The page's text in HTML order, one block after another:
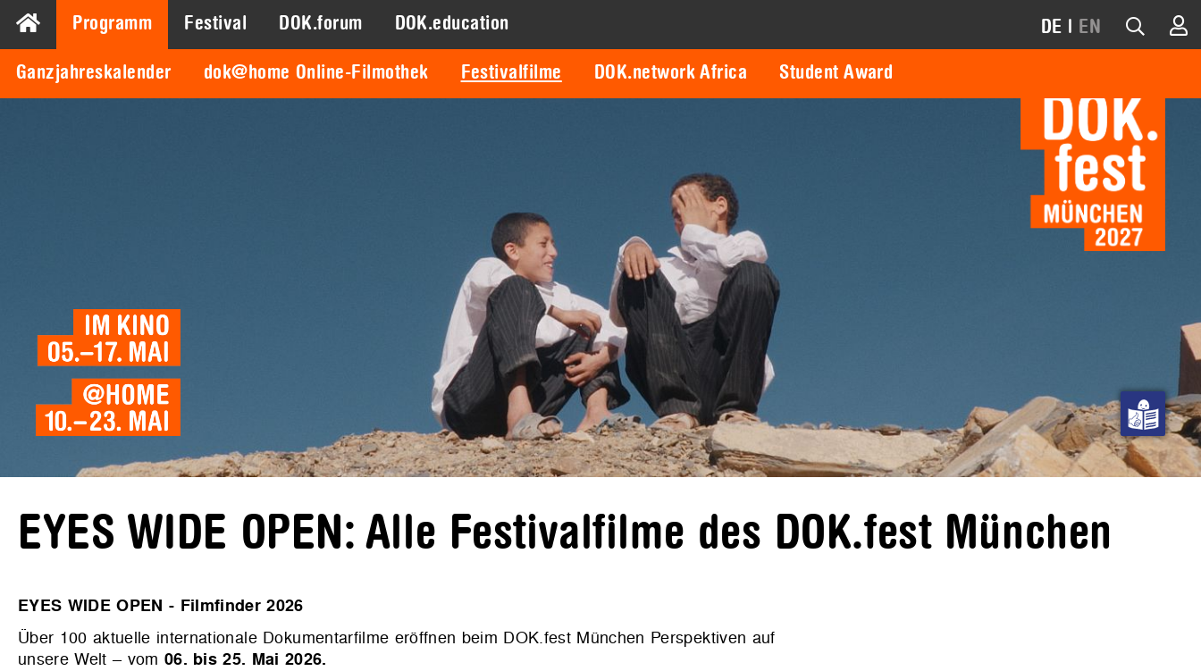
Programm
Ganzjahreskalender dok@home Online-Filmothek Festivalfilme DOK.network Africa Student Award
Festival DOK.forum DOK.education DE | EN
EYES WIDE OPEN: Alle Festivalfilme des DOK.fest München
EYES WIDE OPEN - Filmfinder 2026
Über 100 aktuelle internationale Dokumentarfilme eröffnen beim DOK.fest München Perspektiven auf
unsere Welt – vom 06. bis 25. Mai 2026.